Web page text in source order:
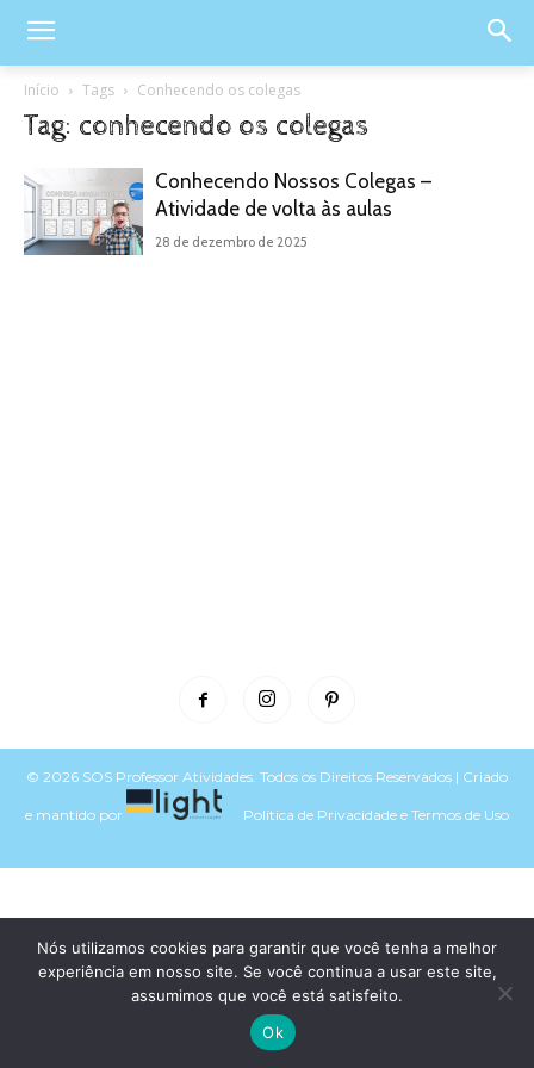
Início Tags Conhecendo os colegas
Tag: conhecendo os colegas
Conhecendo Nossos Colegas –
Atividade de volta às aulas
28 de dezembro de 2025
© 2026 SOS Professor Atividades. Todos os Direitos Reservados | Criado
e mantido por Política de Privacidade e Termos de Uso
Nós utilizamos cookies para garantir que você tenha a melhor
experiência em nosso site. Se você continua a usar este site,
assumimos que você está satisfeito.
Ok